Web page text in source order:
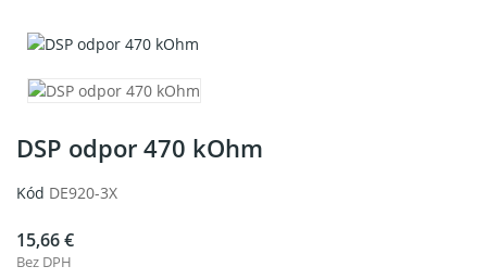
DSP odpor 470 kOhm
Kód DE920-3X
15,66 €
Bez DPH